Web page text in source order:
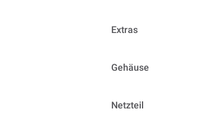
Extras
Gehäuse
Netzteil